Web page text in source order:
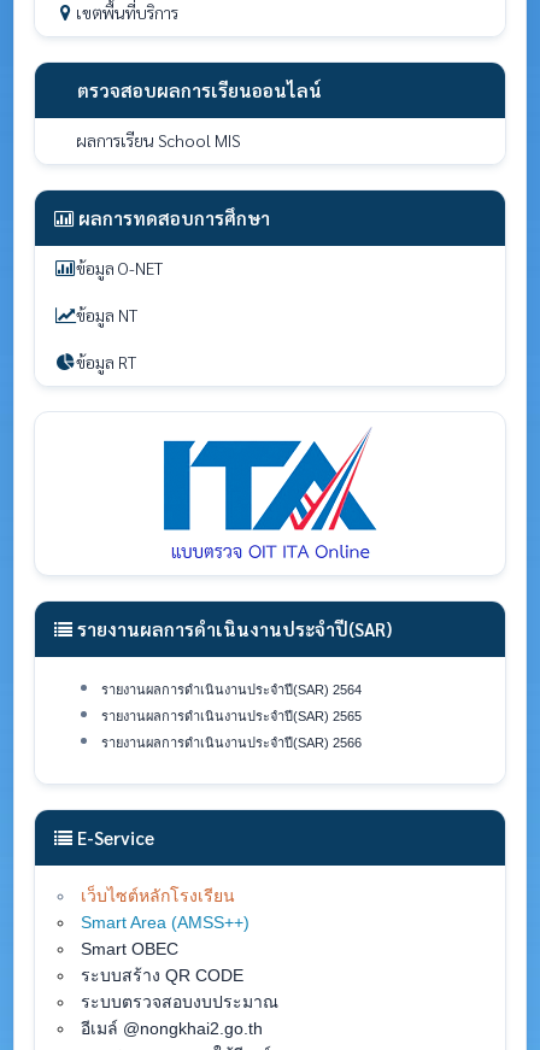
เขตพื้นที่บริการ
ตรวจสอบผลการเรียนออนไลน์
ผลการเรียน School MIS
ผลการทดสอบการศึกษา
ข้อมูล O-NET
ข้อมูล NT
ข้อมูล RT
รายงานผลการดำเนินงานประจำปี(SAR)
รายงานผลการดำเนินงานประจำปี(SAR) 2564
รายงานผลการดำเนินงานประจำปี(SAR) 2565
รายงานผลการดำเนินงานประจำปี(SAR) 2566
E-Service
เว็บไซต์หลักโรงเรียน
Smart Area (AMSS++)
Smart OBEC
ระบบสร้าง QR CODE
ระบบตรวจสอบงบประมาณ
อีเมล์ @nongkhai2.go.th